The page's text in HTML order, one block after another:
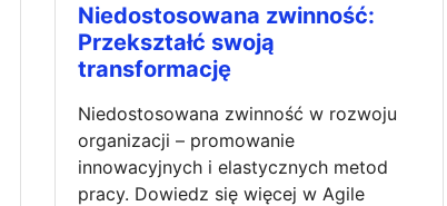
Niedostosowana zwinność:
Przekształć swoją
transformację
Niedostosowana zwinność w rozwoju
organizacji – promowanie
innowacyjnych i elastycznych metod
pracy. Dowiedz się więcej w Agile